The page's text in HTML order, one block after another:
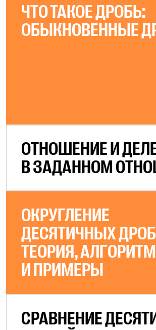
ЧТО ТАКОЕ ДРОБЬ:
ОБЫКНОВЕННЫЕ
ОТНОШЕНИЕ И
В ЗАДАННОМ
ОКРУГЛЕНИЕ
ДЕСЯТИЧНЫХ
ТЕОРИЯ, АЛГОРИТМ
И ПРИМЕРЫ
СРАВНЕНИЕ